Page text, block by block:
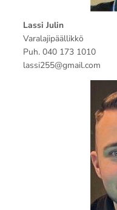
Lassi Julin
Varalajipäällikkö
Puh. 040 173 1010
lassi255@gmail.com